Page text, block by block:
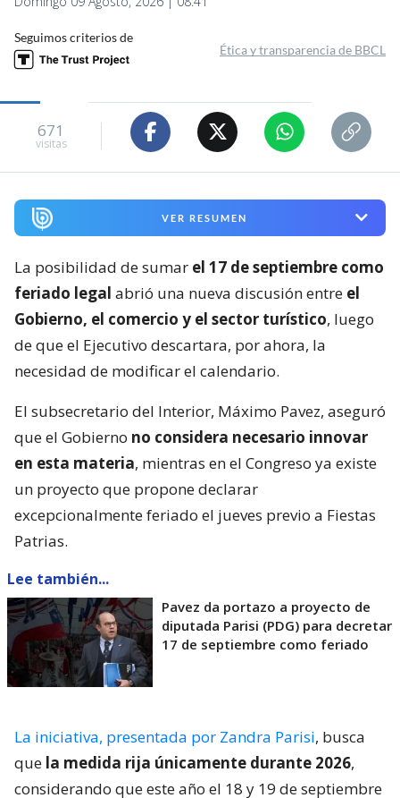
Seguimos criterios de
Ética y transparencia de BBCL
671
visitas
VER RESUMEN
La posibilidad de sumar el 17 de septiembre como
feriado legal abrió una nueva discusión entre el
Gobierno, el comercio y el sector turístico, luego
de que el Ejecutivo descartara, por ahora, la
necesidad de modificar el calendario.
El subsecretario del Interior, Máximo Pavez, aseguró
que el Gobierno no considera necesario innovar
en esta materia, mientras en el Congreso ya existe
un proyecto que propone declarar
excepcionalmente feriado el jueves previo a Fiestas
Patrias.
Lee también...
Pavez da portazo a proyecto de
diputada Parisi (PDG) para decretar
17 de septiembre como feriado
La iniciativa, presentada por Zandra Parisi, busca
que la medida rija únicamente durante 2026,
considerando que este año el 18 y 19 de septiembre